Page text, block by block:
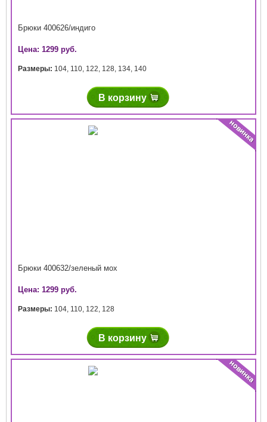
Брюки 400626/индиго
Цена: 1299 руб.
Размеры: 104, 110, 122, 128, 134, 140
В корзину
Брюки 400632/зеленый мох
Цена: 1299 руб.
Размеры: 104, 110, 122, 128
В корзину